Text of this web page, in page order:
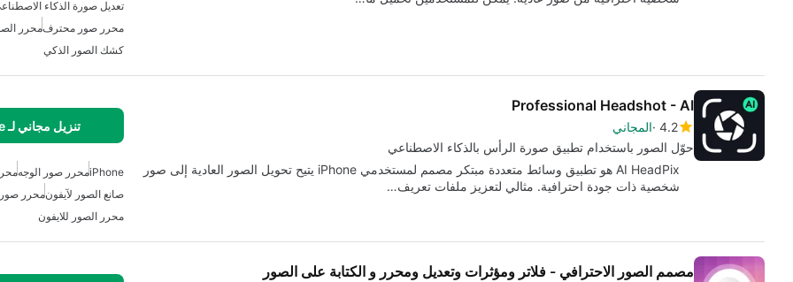
تعديل صورة الذكاء
محرر صور محترفمحرر
كشك الصور الذكي
Professional Headshot - AI
4.2 المجاني
حوّل الصور باستخدام تطبيق صورة الرأس بالذكاء الاصطناعي
تنزيل مجاني لـ iPhone
AI HeadPix هو تطبيق وسائط متعددة مبتكر مصمم لمستخدمي iPhone يتيح تحويل الصور العادية إلى صور
شخصية ذات جودة احترافية. مثالي لتعزيز ملفات تعريف…
iPhoneمحرر صور الوجه
صانع الصور لآيفونمحرر
محرر الصور للايفون
مصمم الصور الاحترافي - فلاتر ومؤثرات وتعديل ومحرر و الكتابة على الصور